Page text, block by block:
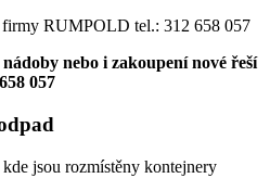
firmy RUMPOLD tel.: 312 658 057
nebo i zakoupení nové řeší
057
jsou rozmístěny kontejnery